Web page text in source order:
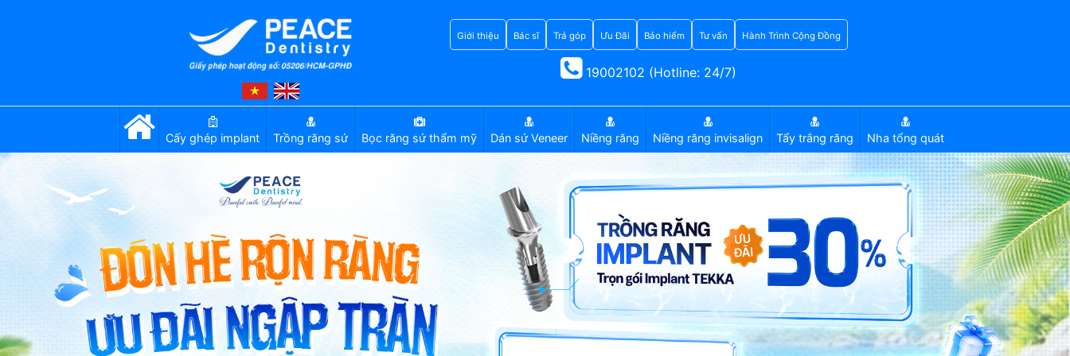
Giới thiệu Bác sĩ Trả góp Ưu Đãi Bảo hiểm Tư vấn Hành Trình Cộng Đồng
19002102 (Hotline: 24/7)
Cấy ghép implant Trồng răng sứ Bọc răng sứ thẩm mỹ Dán sứ Veneer Niềng răng Niềng răng invisalign Tẩy trắng răng Nha tổng quát